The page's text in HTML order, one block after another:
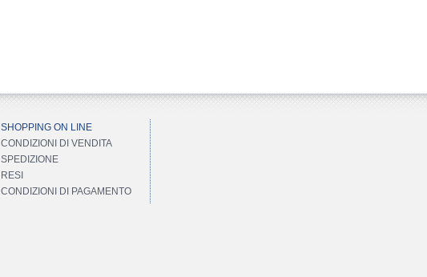
SHOPPING ON LINE
CONDIZIONI DI VENDITA
SPEDIZIONE
RESI
CONDIZIONI DI PAGAMENTO